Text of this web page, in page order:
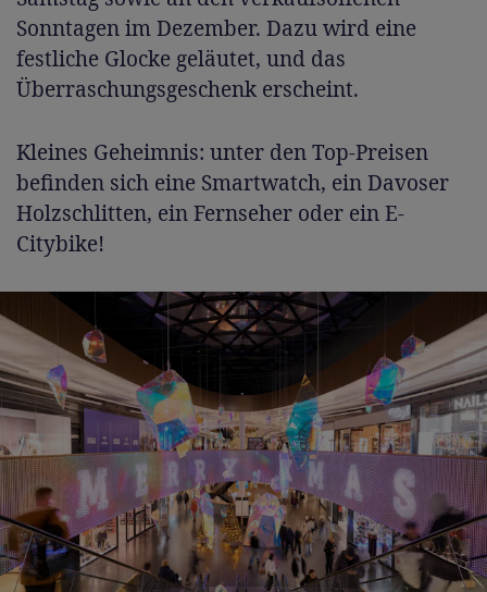
Sonntagen im Dezember. Dazu wird eine
festliche Glocke geläutet, und das
Überraschungsgeschenk erscheint.
Kleines Geheimnis: unter den Top-Preisen
befinden sich eine Smartwatch, ein Davoser
Holzschlitten, ein Fernseher oder ein E-
Citybike!